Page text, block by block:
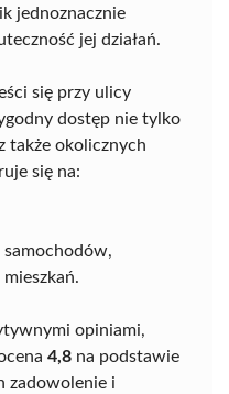
jednoznacznie
jej działań.
się przy ulicy
dostęp nie tylko
także okolicznych
się na:
opiniami,
4,8 na podstawie
zadowolenie i